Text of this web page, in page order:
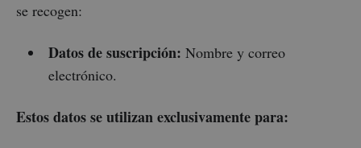
se recogen:
Datos de suscripción: Nombre y correo
electrónico.
Estos datos se utilizan exclusivamente para: